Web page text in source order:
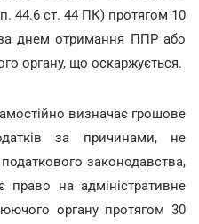
44.6 ст. 44 ПК) протягом 10
днем отримання ППР або
органу, що оскаржується.
визначає грошове
за причинами, не
законодавства,
право на адміністративне
органу протягом 30